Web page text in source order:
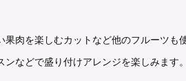
肉を楽しむカットなど他のフルーツも
などで盛り付けアレンジを楽しみます